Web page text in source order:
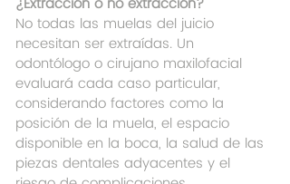
No todas las muelas del juicio
necesitan ser extraídas. Un
odontólogo o cirujano maxilofacial
evaluará cada caso particular,
considerando factores como la
posición de la muela, el espacio
disponible en la boca, la salud de las
piezas dentales adyacentes y el